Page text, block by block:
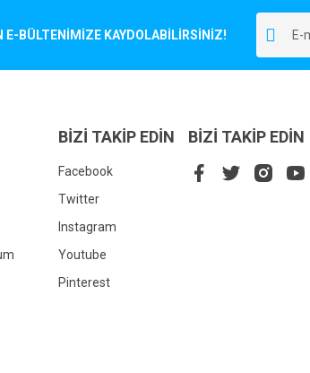
E-BÜLTENİMİZE KAYDOLABİLİRSİNİZ!
BİZİ TAKİP EDİN
Facebook
Twitter
Instagram
Youtube
Pinterest
BİZİ TAKİP EDİN